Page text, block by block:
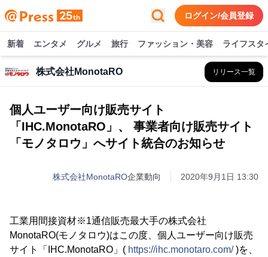
ログイン/会員登録
新着 エンタメ グルメ 旅行 ファッション・美容 ライフスタ
株式会社MonotaRO リリース一覧
個人ユーザー向け販売サイト
「IHC.MonotaRO」、 事業者向け販売サイト
「モノタロウ」へサイト統合のお知らせ
株式会社MonotaRO企業動向 2020年9月1日 13:30
工業用間接資材※1通信販売最大手の株式会社
MonotaRO(モノタロウ)はこの度、個人ユーザー向け販売
サイト「IHC.MonotaRO」( https://ihc.monotaro.com/)を、